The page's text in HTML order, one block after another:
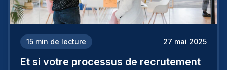
15 min de lecture 27 mai 2025
Et si votre processus de recrutement